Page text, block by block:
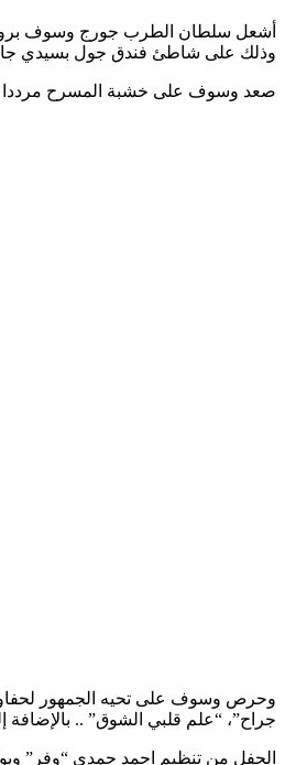
أشعل سلطان الطرب جورج وسوف برودة
وذلك على شاطئ فندق جول بسيدي
صعد وسوف على خشبة المسرح مرددا لأغنية
وحرص وسوف على تحيه الجمهور لحفاوة
جراح”، “علم قلبي الشوق” ..
الحفل من تنظيم احمد حمدي “وفر”